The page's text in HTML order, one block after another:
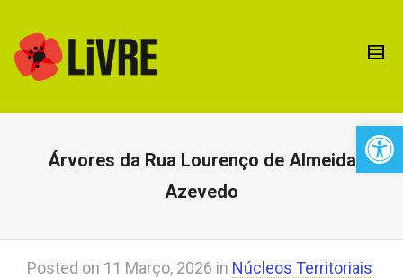
Árvores da Rua Lourenço de Almeida
Azevedo
Posted on 11 Março, 2026 in Núcleos Territoriais